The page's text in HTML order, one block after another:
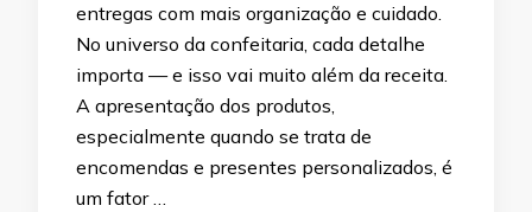
entregas com mais organização e cuidado.
No universo da confeitaria, cada detalhe
importa — e isso vai muito além da receita.
A apresentação dos produtos,
especialmente quando se trata de
encomendas e presentes personalizados, é
um fator …